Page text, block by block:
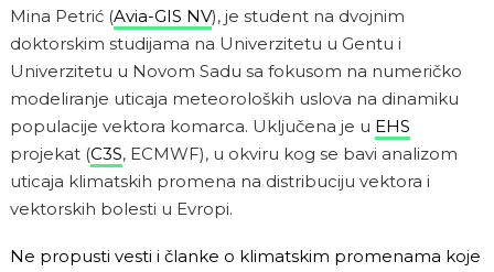
Mina Petrić (Avia-GIS NV), je student na dvojnim
doktorskim studijama na Univerzitetu u Gentu i
Univerzitetu u Novom Sadu sa fokusom na numeričko
modeliranje uticaja meteoroloških uslova na dinamiku
populacije vektora komarca. Uključena je u EHS
projekat (C3S, ECMWF), u okviru kog se bavi analizom
uticaja klimatskih promena na distribuciju vektora i
vektorskih bolesti u Evropi.
Ne propusti vesti i članke o klimatskim promenama koje